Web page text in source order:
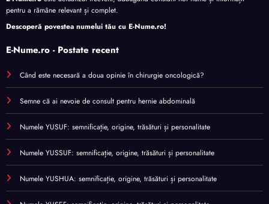
pentru a rămâne relevant și complet.
Descoperă povestea numelui tău cu E-Nume.ro!
E-Nume.ro - Postate recent
Când este necesară a doua opinie în chirurgie oncologică?
Semne că ai nevoie de consult pentru hernie abdominală
Numele YUSUF: semnificație, origine, trăsături și personalitate
Numele YUSSUF: semnificație, origine, trăsături și personalitate
Numele YUSHUA: semnificație, origine, trăsături și personalitate